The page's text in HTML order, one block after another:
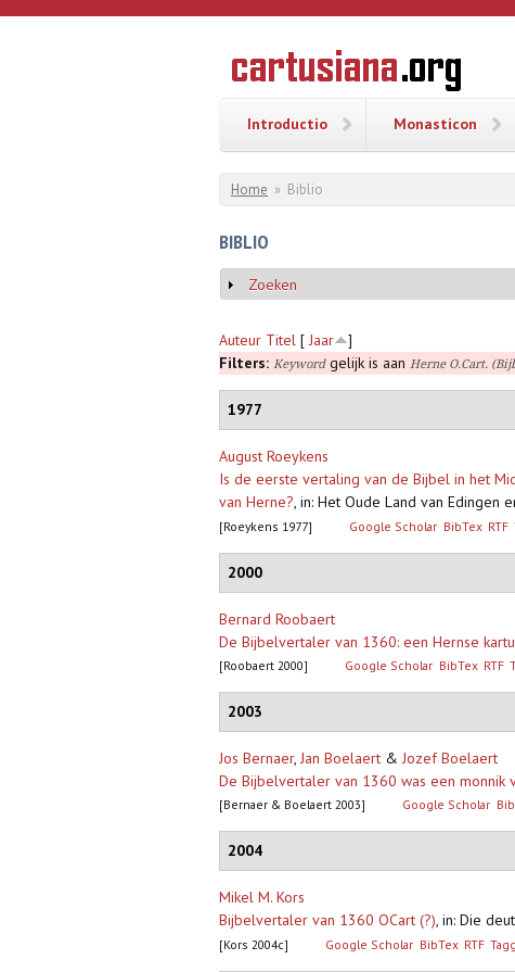
Overslaan en naar de inhoud gaan
CARTUSIANA
Geschiedenis
van de
Introductio Monasticon
U bent hier
Home » Biblio
BIBLIO
Weergeven
Zoeken
Auteur Titel [ Jaar
]
Filters: Keywordgelijk is aan Herne O.Cart.
1977
August Roeykens
Is de eerste vertaling van de Bijbel in het
van Herne?, in: Het Oude Land van Edingen
[Roeykens 1977] Google Scholar BibTex RTF
2000
Bernard Roobaert
De Bijbelvertaler van 1360: een Hernse
[Roobaert 2000] Google Scholar BibTex RTF
2003
Jos Bernaer, Jan Boelaert & Jozef Boelaert
De Bijbelvertaler van 1360 was een monnik
[Bernaer & Boelaert 2003] Google Scholar
2004
Mikel M. Kors
Bijbelvertaler van 1360 OCart (?), in: Die
[Kors 2004c] Google Scholar BibTex RTF